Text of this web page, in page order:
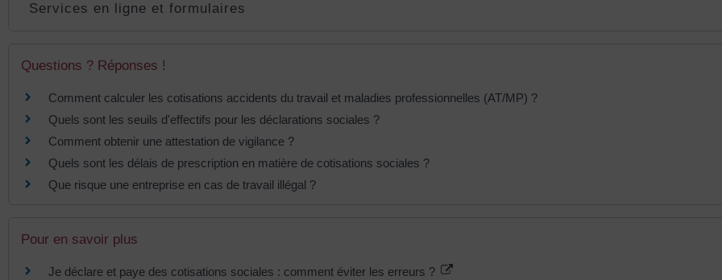
Services en ligne et formulaires
Questions ? Réponses !
Comment calculer les cotisations accidents du travail et maladies professionnelles (AT/MP) ?
Quels sont les seuils d'effectifs pour les déclarations sociales ?
Comment obtenir une attestation de vigilance ?
Quels sont les délais de prescription en matière de cotisations sociales ?
Que risque une entreprise en cas de travail illégal ?
Pour en savoir plus
Je déclare et paye des cotisations sociales : comment éviter les erreurs ?